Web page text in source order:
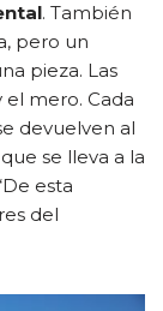
. También
pero un
pieza. Las
el mero. Cada
devuelven al
se lleva a la
esta
del